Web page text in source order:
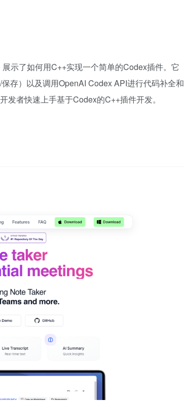
示了如何用C++实现一个简单的Codex插件。它
存）以及调用OpenAI Codex API进行代码补全和
者快速上手基于Codex的C++插件开发。